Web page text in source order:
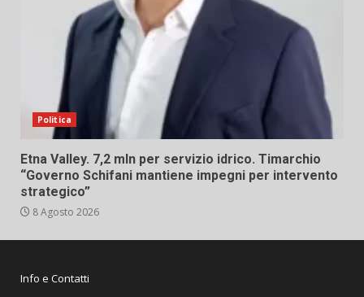
Politica
Etna Valley. 7,2 mln per servizio idrico. Timarchio
“Governo Schifani mantiene impegni per intervento
strategico”
8 Agosto 2026
Info e Contatti